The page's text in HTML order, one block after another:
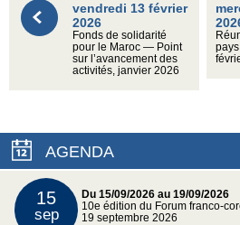
vendredi 13 février
2026
Fonds de solidarité
pour le Maroc — Point
sur l’avancement des
activités, janvier 2026
AGENDA
15
sep
Du 15/09/2026 au 19/09/2026
10e édition du Forum franco-
19 septembre 2026